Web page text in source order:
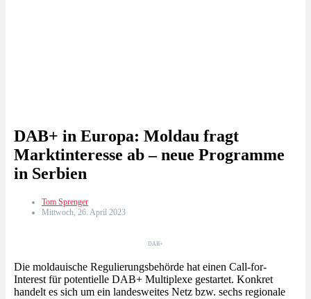
DAB+ in Europa: Moldau fragt
Marktinteresse ab – neue Programme
in Serbien
Tom Sprenger
Mittwoch, 26. April 2023
DAB+
Die moldauische Regulierungsbehörde hat einen Call-for-
Interest für potentielle DAB+ Multiplexe gestartet. Konkret
handelt es sich um ein landesweites Netz bzw. sechs regionale